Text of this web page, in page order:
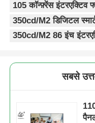
105 कॉन्फ़्रेंस इंटरएक्टिव
350cd/M2 डिजिटल स्मार्ट
350cd/M2 86 इंच
सबसे